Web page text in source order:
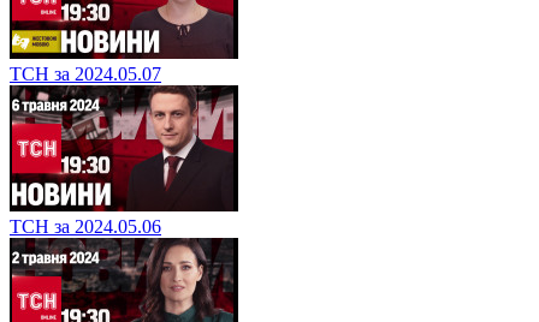
ТСН за 2024.05.07
ТСН за 2024.05.06